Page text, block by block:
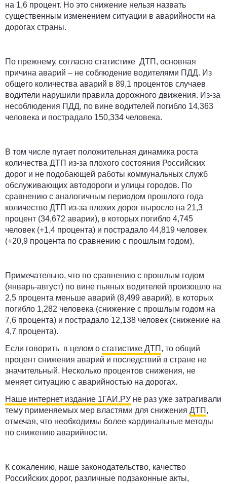
на 1,6 процент. Но это снижение нельзя назвать
существенным изменением ситуации в аварийности на
дорогах страны.
По прежнему, согласно статистике ДТП, основная
причина аварий – не соблюдение водителями ПДД. Из
общего количества аварий в 89,1 процентов случаев
водители нарушили правила дорожного движения. Из-за
несоблюдения ПДД, по вине водителей погибло 14,363
человека и пострадало 150,334 человека.
В том числе пугает положительная динамика роста
количества ДТП из-за плохого состояния Российских
дорог и не подобающей работы коммунальных служб
обслуживающих автодороги и улицы городов. По
сравнению с аналогичным периодом прошлого года
количество ДТП из-за плохих дорог выросло на 21,3
процент (34,672 аварии), в которых погибло 4,745
человек (+1,4 процента) и пострадало 44,819 человек
(+20,9 процента по сравнению с прошлым годом).
Примечательно, что по сравнению с прошлым годом
(январь-август) по вине пьяных водителей произошло на
2,5 процента меньше аварий (8,499 аварий), в которых
погибло 1,282 человека (снижение с прошлым годом на
7,6 процента) и пострадало 12,138 человек (снижение на
4,7 процента).
Если говорить в целом о статистике ДТП , то общий
процент снижения аварий и последствий в стране не
значительный. Несколько процентов снижения, не
меняет ситуацию с аварийностью на дорогах.
Наше интернет издание 1ГАИ.РУ не раз уже затрагивали
тему применяемых мер властями для снижения ДТП ,
отмечая, что необходимы более кардинальные методы
по снижению аварийности.
К сожалению, наше законодательство, качество
Российских дорог, различные подзаконные акты,